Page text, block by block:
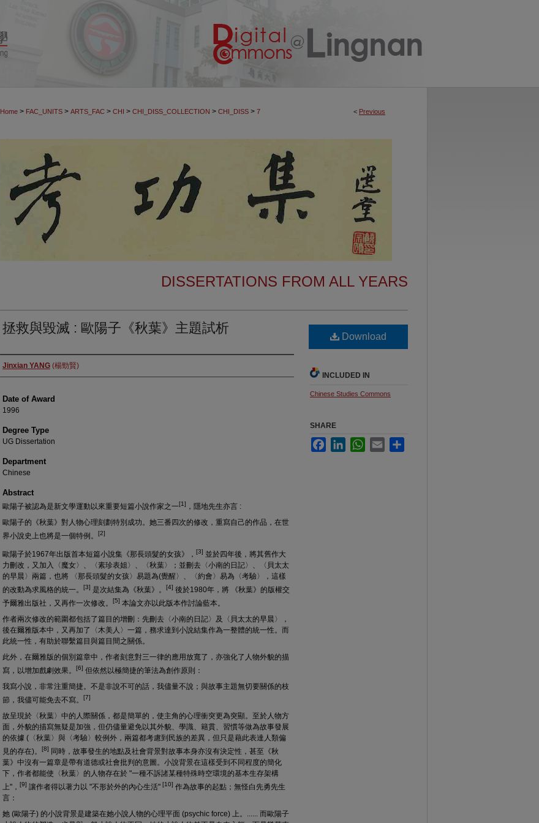
< Previous
Home > FAC_UNITS > ARTS_FAC > CHI > CHI_DISS_COLLECTION > CHI_DISS > 7
DISSERTATIONS FROM ALL YEARS
拯救與毀滅 : 歐陽子《秋葉》主題試析
Author
Jinxian YANG (楊勁賢)
Date of Award
1996
Degree Type
UG Dissertation
Department
Chinese
Abstract
歐陽子被認為是新文學運動以來重要短篇小說作家之一[1] ，隱地先生亦言 :
歐陽子的《秋葉》對人物心理刻劃特別成功。她三番四次的修改，重寫自己的作品，在世
界小說史上也將是一個特例。
[2]
歐陽子於1967年出版首本短篇小說集《那長頭髮的女孩》， [3] 並於四年後，將其舊作大
力刪改，又加入〈魔女〉、〈素珍表姐〉、〈秋葉〉；並刪去〈小南的日記〉、〈貝太太
的早晨〉兩篇，也將 〈那長頭髮的女孩〉易題為(覺醒〉、〈約會〉易為〈考驗〉，這樣
的改動為求風格的統一。
[3] 是次結集為《秋葉》。 [4] 後於1980年，將 《秋葉》的版權交
予爾雅出版社，又再作一次修改。
[5] 本論文亦以此版本作討論藍本。
作者兩次修改的範圍都包括了篇目的增刪：先刪去〈小南的日記〉及〈貝太太的早晨〉，
後在爾雅版本中，又再加了〈木美人〉一篇，務求達到小說結集作為一整體的統一性。而
此統一性，有助於聯繫篇目與篇目間之關係。
此外，在爾雅版的個別篇章中，作者刻意對三一律的應用放寬了，亦強化了人物外貌的描
寫，以增加戲劇效果。
[6] 但依然以極簡捷的筆法為創作原則：
我寫小說，非常注重簡捷。不是非說不可的話，我儘量不說；與故事主題無切要關係的枝
節，我儘可能免去不寫。
[7]
故呈現於〈秋葉〉中的人際關係，都是簡單的，使主角的心理衝突更為突顯。至於人物方
面，外貌的描寫無疑是加強，但仍儘量避免以其外貌、學識、籍貫、習慣等做為故事發展
的依據 (〈秋葉〉與〈考驗〉較例外，兩篇都考慮到民族的差異，但只是藉此表達人類偏
見的存在)。
[8] 同時，故事發生的地點及社會背景對故事本身亦沒有決定性，甚至《秋
葉》中沒有一篇章是帶有道德或社會批判的意圖。小說背景在這樣受到不同程度的簡化
下，作者都能使〈秋葉〉的人物存在於 "一種不訴諸某種特殊時空環境的基本生存架構
上"， [9] 讓作者得以著力以 "不形於外的內心生活" [10] 作為故事的起點；無怪白先勇先生
言：
她 (歐陽子) 的小說背景是建築在她小說人物的心理平面 (psychic force) 上。...... 而歐陽子
Download
INCLUDED IN
Chinese Studies Commons
SHARE
FacebookLinkedInWhatsApp
Email